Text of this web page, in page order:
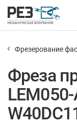
Фрезерование
Фреза